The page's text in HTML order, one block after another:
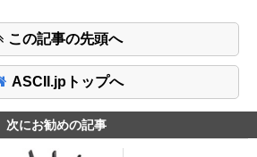
この記事の先頭へ
ASCII.jpトップへ
次にお勧めの記事